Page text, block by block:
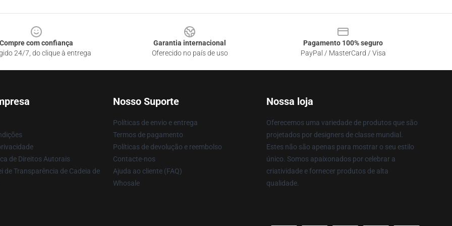
Compre com confiança
24/7, do clique à entrega
Garantia internacional
Oferecido no país de uso
Pagamento 100% seguro
PayPal / MasterCard / Visa
de Direitos Autorais
de Transparência de Cadeia de
Nosso Suporte
Políticas de envio e entrega
Termos de pagamento
Políticas de devolução e reembolso
Contacte-nos
Ajuda ao cliente (FAQ)
Whosale
Nossa loja
Oferecemos uma variedade de produtos que são
projetados por designers de classe mundial.
Estes não são apenas para mostrar o seu estilo
único. Somos apaixonados por celebrar a
criatividade e fornecer produtos de alta
qualidade.